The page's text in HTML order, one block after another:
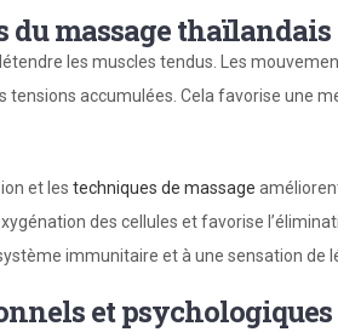
du massage thaïlandais
les muscles tendus. Les
tensions accumulées. Cela favorise une
et les techniques de massage
des cellules et favorise
immunitaire et à une sensation de
et psychologiques